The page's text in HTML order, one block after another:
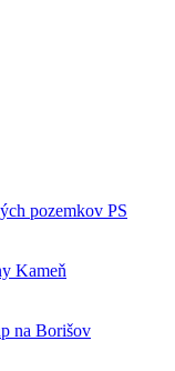
pozemkov PS
Kameň
na Borišov